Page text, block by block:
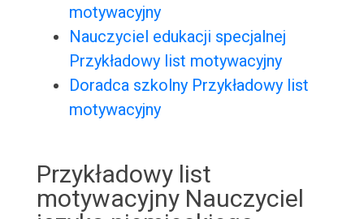
motywacyjny
Nauczyciel edukacji specjalnej
Przykładowy list motywacyjny
Doradca szkolny Przykładowy list
motywacyjny
Przykładowy list
motywacyjny Nauczyciel